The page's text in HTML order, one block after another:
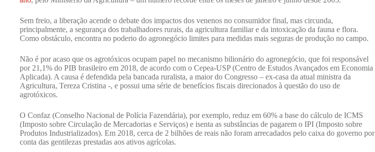
Sem freio, a liberação acende o debate dos impactos dos venenos no consumidor final, mas circunda,
principalmente, a segurança dos trabalhadores rurais, da agricultura familiar e da intoxicação da fauna e flora.
Como obstáculo, encontra no poderio do agronegócio limites para medidas mais seguras de produção no campo.
Não é por acaso que os agrotóxicos ocupam papel no mecanismo bilionário do agronegócio, que foi responsável
por 21,1% do PIB brasileiro em 2018, de acordo com o Cepea-USP (Centro de Estudos Avançados em Economia
Aplicada). A causa é defendida pela bancada ruralista, a maior do Congresso – ex-casa da atual ministra da
Agricultura, Tereza Cristina -, e possui uma série de benefícios fiscais direcionados à questão do uso de
agrotóxicos.
O Confaz (Conselho Nacional de Polícia Fazendária), por exemplo, reduz em 60% a base do cálculo de ICMS
(Imposto sobre Circulação de Mercadorias e Serviços) e isenta as substâncias de pagarem o IPI (Imposto sobre
Produtos Industrializados). Em 2018, cerca de 2 bilhões de reais não foram arrecadados pelo caixa do governo por
conta das gentilezas prestadas aos ativos agrícolas.